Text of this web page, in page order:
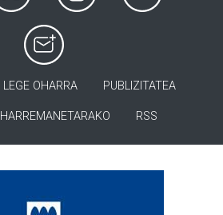
LEGE OHARRA PUBLIZITATEA
HARREMANETARAKO RSS